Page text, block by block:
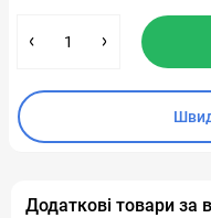
Додаткові товари за